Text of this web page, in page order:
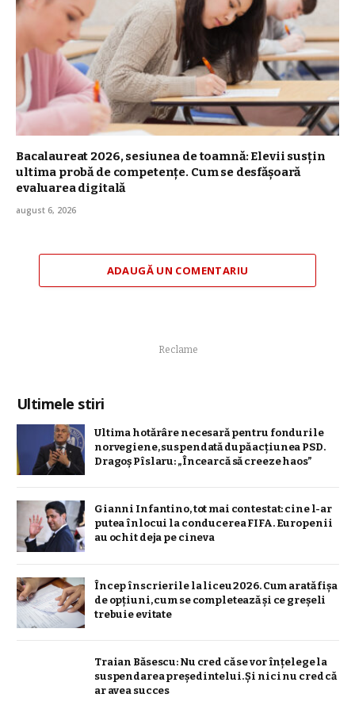
Bacalaureat 2026, sesiunea de toamnă: Elevii susțin
ultima probă de competențe. Cum se desfășoară
evaluarea digitală
august 6, 2026
ADAUGĂ UN COMENTARIU
Reclame
Ultimele stiri
Ultima hotărâre necesară pentru fondurile
norvegiene, suspendată după acțiunea PSD.
Dragoș Pîslaru: „Încearcă să creeze haos”
Gianni Infantino, tot mai contestat: cine l-ar
putea înlocui la conducerea FIFA. Europenii
au ochit deja pe cineva
Încep înscrierile la liceu 2026. Cum arată fișa
de opțiuni, cum se completează și ce greșeli
trebuie evitate
Traian Băsescu: Nu cred că se vor înţelege la
suspendarea preşedintelui. Şi nici nu cred că
ar avea succes